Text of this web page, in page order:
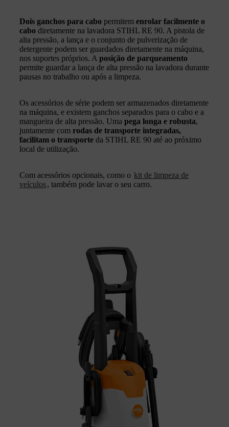
Dois ganchos para cabo permitem enrolar facilmente o
cabo diretamente na lavadora STIHL RE 90. A pistola de
alta pressão, a lança e o conjunto de pulverização de
detergente podem ser guardados diretamente na máquina,
nos suportes próprios. A posição de parqueamento
permite guardar a lança de alta pressão na lavadora durante
pausas no trabalho ou após a limpeza.
Os acessórios de série podem ser armazenados diretamente
na máquina, e existem ganchos separados para o cabo e a
mangueira de alta pressão. Uma pega longa e robusta,
juntamente com rodas de transporte integradas,
facilitam o transporte da STIHL RE 90 até ao próximo
local de utilização.
Com acessórios opcionais, como o kit de limpeza de
veículos, também pode lavar o seu carro.